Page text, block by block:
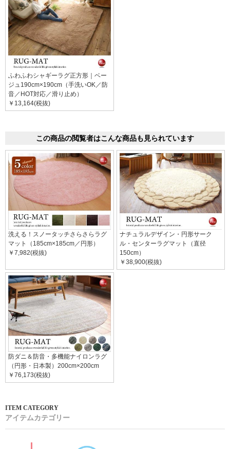
ふわふわシャギーラグ正方形｜ベー
ジュ190cm×190cm（手洗いOK／防
音／HOT対応／滑り止め）
￥13,164(税抜)
この商品の閲覧者はこんな商品も見られています
洗える！スノータッチさらさらラグ
マット（185cm×185cm／円形）
￥7,982(税抜)
ナチュラルデザイン・円形サーク
ル・センターラグマット（直径
150cm）
￥38,900(税抜)
防ダニ＆防音・多機能ナイロンラグ
（円形・日本製）200cm×200cm
￥76,173(税抜)
アイテムカテゴリー